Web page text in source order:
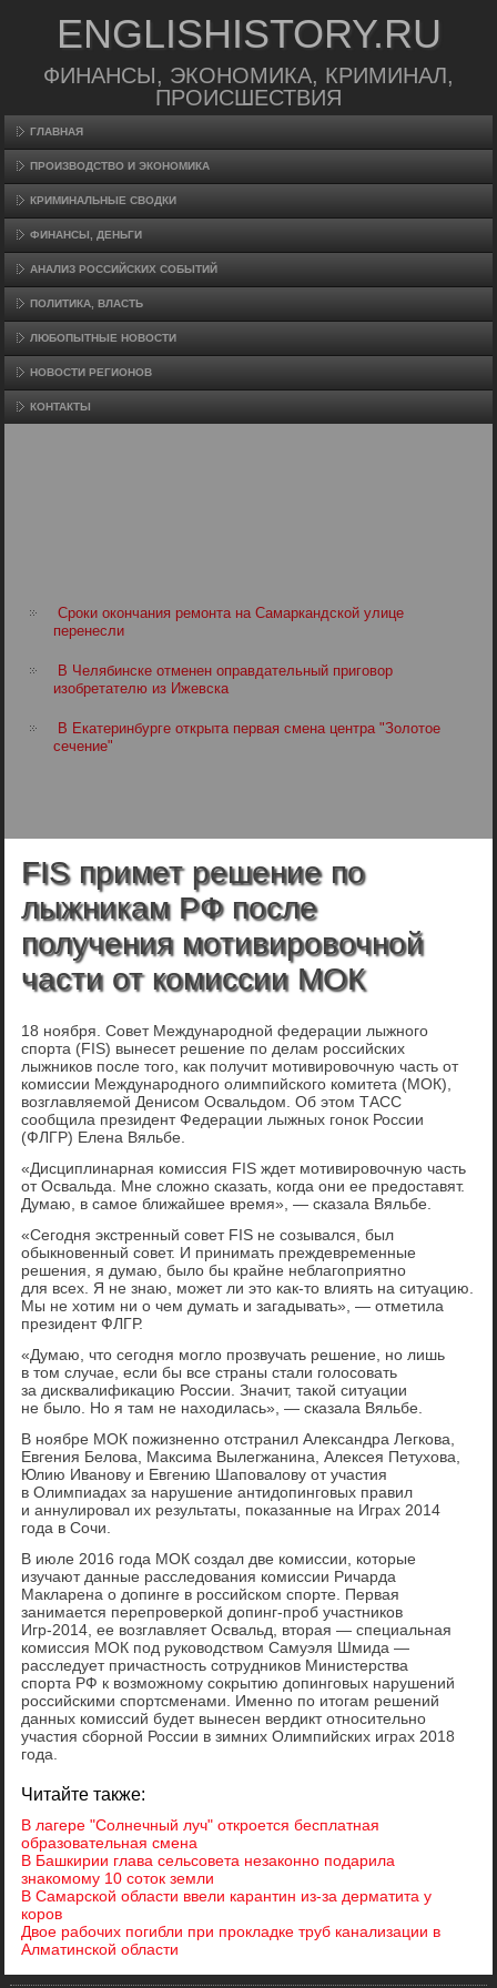
ENGLISHISTORY.RU
ФИНАНСЫ, ЭКОНОМИКА, КРИМИНАЛ,
ПРОИСШЕСТВИЯ
ГЛАВНАЯ
ПРОИЗВΟДСТВО И ЭКОНОМИКА
КРИМИНАЛЬНЫЕ СВОДКИ
ФИНАНСЫ, ДЕНЬГИ
АНАЛИЗ РОССИЙСКИХ СОБЫТИЙ
ПОЛИТИКА, ВЛАСТЬ
ЛЮБОПЫТНЫЕ НОВОСТИ
НОВОСТИ РЕГИОНОВ
КОНТАКТЫ
Сроки окончания ремонта на Самаркандской улице
перенесли
В Челябинске отменен оправдательный приговор
изобретателю из Ижевска
В Екатеринбурге открыта первая смена центра "Золотое
сечение"
FIS примет решение по
лыжникам РФ после
получения мотивировочной
части от комиссии МОК
18 ноября. Совет Международной федерации лыжного
спорта (FIS) вынесет решение по делам российских
лыжников после того, как получит мотивировочную часть от
комиссии Международного олимпийского комитета (МОК),
возглавляемой Денисом Освальдом. Об этом ТАСС
сообщила президент Федерации лыжных гонок России
(ФЛГР) Елена Вяльбе.
«Дисциплинарная комиссия FIS ждет мотивировочную часть
от Освальда. Мне сложно сказать, когда они ее предоставят.
Думаю, в самое ближайшее время», — сказала Вяльбе.
«Сегодня экстренный совет FIS не созывался, был
обыкновенный совет. И принимать преждевременные
решения, я думаю, было бы крайне неблагоприятно
для всех. Я не знаю, может ли это как-то влиять на ситуацию.
Мы не хотим ни о чем думать и загадывать», — отметила
президент ФЛГР.
«Думаю, что сегодня могло прозвучать решение, но лишь
в том случае, если бы все страны стали голосовать
за дисквалификацию России. Значит, такой ситуации
не было. Но я там не находилась», — сказала Вяльбе.
В ноябре МОК пожизненно отстранил Александра Легкова,
Евгения Белова, Максима Вылегжанина, Алексея Петухова,
Юлию Иванову и Евгению Шаповалову от участия
в Олимпиадах за нарушение антидопинговых правил
и аннулировал их результаты, показанные на Играх 2014
года в Сочи.
В июле 2016 года МОК создал две комиссии, которые
изучают данные расследования комиссии Ричарда
Макларена о допинге в российском спорте. Первая
занимается перепроверкой допинг-проб участников
Игр-2014, ее возглавляет Освальд, вторая — специальная
комиссия МОК под руководством Самуэля Шмида —
расследует причастность сотрудников Министерства
спорта РФ к возможному сокрытию допинговых нарушений
российскими спортсменами. Именно по итогам решений
данных комиссий будет вынесен вердикт относительно
участия сборной России в зимних Олимпийских играх 2018
года.
Читайте также:
В лагере "Солнечный луч" откроется бесплатная
образовательная смена
В Башкирии глава сельсовета незаконно подарила
знакомому 10 соток земли
В Самарской области ввели карантин из-за дерматита у
коров
Двое рабочих погибли при прокладке труб канализации в
Алматинской области